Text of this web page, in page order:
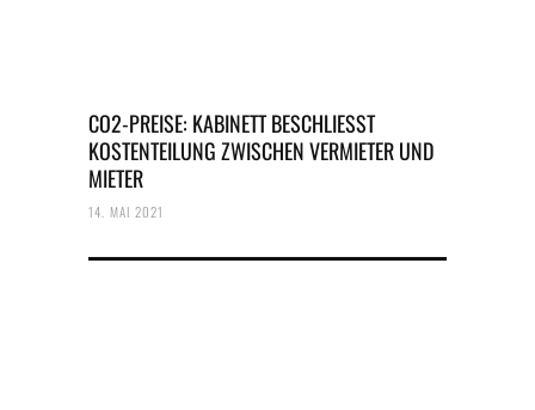
CO2-PREISE: KABINETT BESCHLIESST
KOSTENTEILUNG ZWISCHEN VERMIETER UND
MIETER
14. MAI 2021